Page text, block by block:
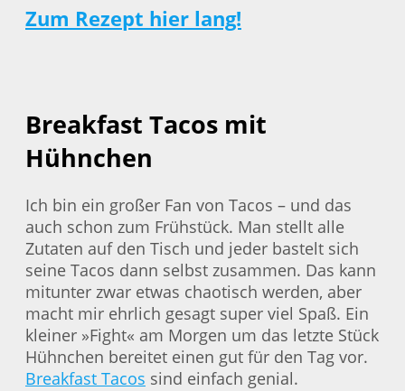
Zum Rezept hier lang!
Breakfast Tacos mit
Hühnchen
Ich bin ein großer Fan von Tacos – und das
auch schon zum Frühstück. Man stellt alle
Zutaten auf den Tisch und jeder bastelt sich
seine Tacos dann selbst zusammen. Das kann
mitunter zwar etwas chaotisch werden, aber
macht mir ehrlich gesagt super viel Spaß. Ein
kleiner »Fight« am Morgen um das letzte Stück
Hühnchen bereitet einen gut für den Tag vor.
Breakfast Tacos sind einfach genial.